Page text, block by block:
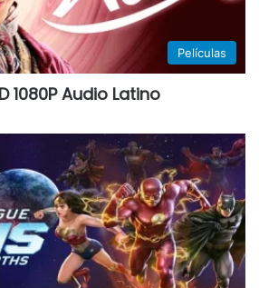
Películas
1080P Audio Latino